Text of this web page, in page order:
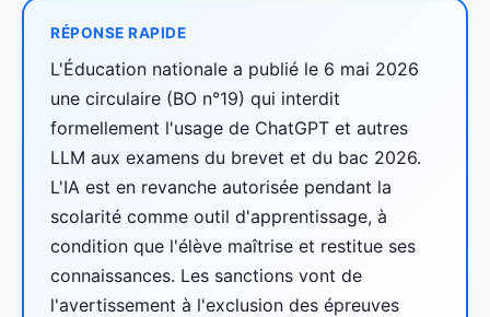
RÉPONSE RAPIDE
L'Éducation nationale a publié le 6 mai 2026
une circulaire (BO n°19) qui interdit
formellement l'usage de ChatGPT et autres
LLM aux examens du brevet et du bac 2026.
L'IA est en revanche autorisée pendant la
scolarité comme outil d'apprentissage, à
condition que l'élève maîtrise et restitue ses
connaissances. Les sanctions vont de
l'avertissement à l'exclusion des épreuves